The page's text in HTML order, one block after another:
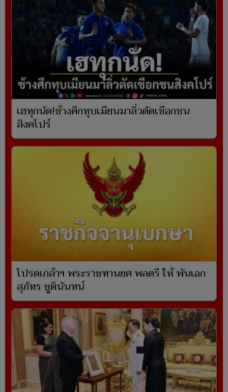
เฮทุกนัด!ช้างศึกทุบเมียนมาลิ่วตัดเชือกชน
สิงคโปร์
โปรดเกล้าฯ พระราชทานยศ พลตรี ให้ พันเอก
สุภัทร ชูตินันทน์